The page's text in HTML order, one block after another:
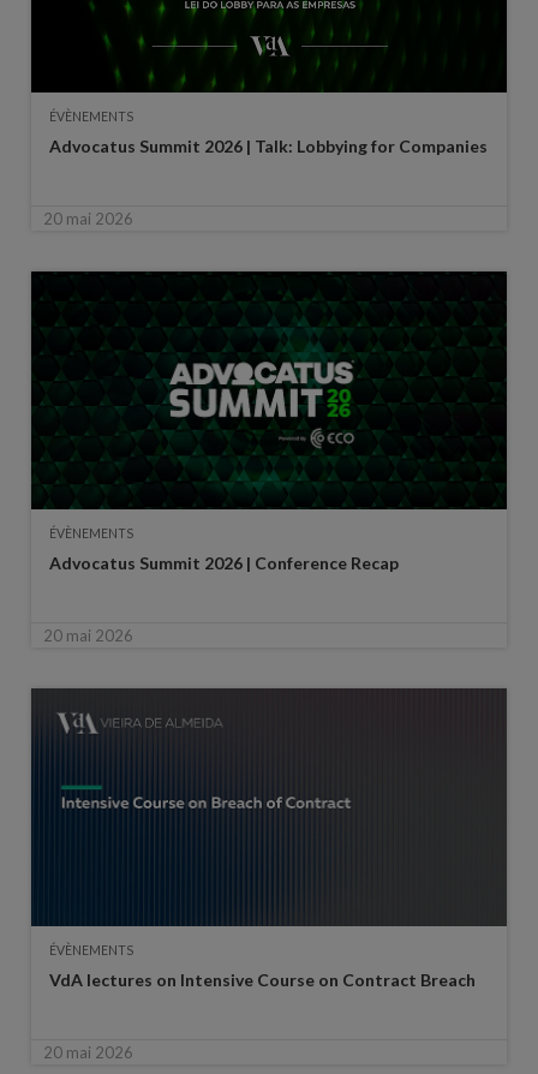
ÉVÈNEMENTS
Advocatus Summit 2026 | Talk: Lobbying for Companies
20 mai 2026
ÉVÈNEMENTS
Advocatus Summit 2026 | Conference Recap
20 mai 2026
ÉVÈNEMENTS
VdA lectures on Intensive Course on Contract Breach
20 mai 2026